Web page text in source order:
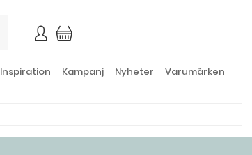
Inspiration Kampanj Nyheter Varumärken